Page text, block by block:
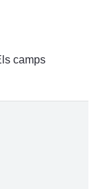
camps